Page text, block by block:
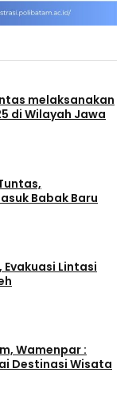
melaksanakan
di Wilayah Jawa
Babak Baru
Evakuasi Lintasi
Wamenpar :
Destinasi Wisata